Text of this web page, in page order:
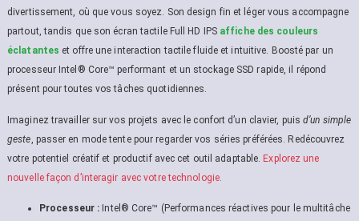
divertissement, où que vous soyez. Son design fin et léger vous accompagne
partout, tandis que son écran tactile Full HD IPS affiche des couleurs
éclatantes et offre une interaction tactile fluide et intuitive. Boosté par un
processeur Intel® Core™ performant et un stockage SSD rapide, il répond
présent pour toutes vos tâches quotidiennes.
Imaginez travailler sur vos projets avec le confort d’un clavier, puisd’un simple
geste , passer en mode tente pour regarder vos séries préférées. Redécouvrez
votre potentiel créatif et productif avec cet outil adaptable. Explorez une
nouvelle façon d’interagir avec votre technologie.
Processeur : Intel® Core™ (Performances réactives pour le multitâche